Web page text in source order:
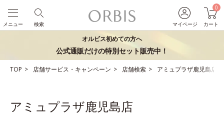
マイページ
0
カート
検索
メニュー
オルビス初めての方へ
公式通販だけの特別セット販売中！
TOP 店舗サービス・キャンペーン 店舗検索 アミュプラザ鹿児島店
アミュプラザ鹿児島店